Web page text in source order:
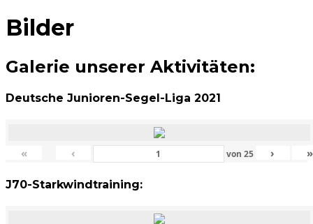
Bilder
Galerie unserer Aktivitäten:
Deutsche Junioren-Segel-Liga 2021
« ‹ von 25 › »
J70-Starkwindtraining: